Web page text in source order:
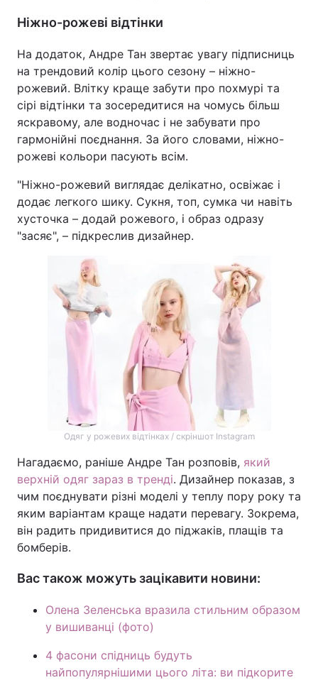
Ніжно-рожеві відтінки
На додаток, Андре Тан звертає увагу підписниць
на трендовий колір цього сезону – ніжно-
рожевий. Влітку краще забути про похмурі та
сірі відтінки та зосередитися на чомусь більш
яскравому, але водночас і не забувати про
гармонійні поєднання. За його словами, ніжно-
рожеві кольори пасують всім.
"Ніжно-рожевий виглядає делікатно, освіжає і
додає легкого шику. Сукня, топ, сумка чи навіть
хусточка – додай рожевого, і образ одразу
"засяє", – підкреслив дизайнер.
Одяг у рожевих відтінках / скріншот Instagram
Нагадаємо, раніше Андре Тан розповів, який
верхній одяг зараз в тренді. Дизайнер показав, з
чим поєднувати різні моделі у теплу пору року та
яким варіантам краще надати перевагу. Зокрема,
він радить придивитися до піджаків, плащів та
бомберів.
Вас також можуть зацікавити новини:
Олена Зеленська вразила стильним образом
у вишиванці (фото)
4 фасони спідниць будуть
найпопулярнішими цього літа: ви підкорите